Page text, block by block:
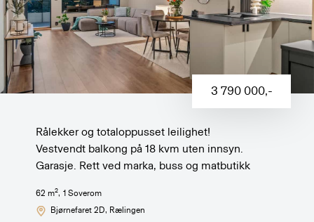
3 790 000,-
Rålekker og totaloppusset leilighet!
Vestvendt balkong på 18 kvm uten innsyn.
Garasje. Rett ved marka, buss og matbutikk
62 m2, 1 Soverom
Bjørnefaret 2D, Rælingen